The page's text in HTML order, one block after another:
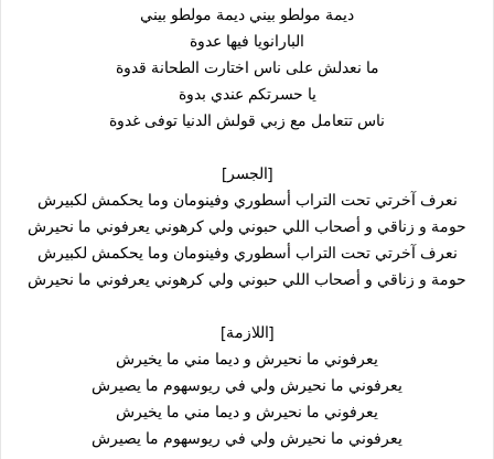
ديمة مولطو بيني ديمة مولطو بيني
البارانويا فيها عدوة
ما نعدلش على ناس اختارت الطحانة قدوة
يا حسرتكم عندي بدوة
ناس تتعامل مع زبي قولش الدنيا توفى غدوة
[الجسر]
نعرف آخرتي تحت التراب أسطوري وفينومان وما يحكمش لكبيرش
حومة و زناقي و أصحاب اللي حبوني ولي كرهوني يعرفوني ما نحيرش
نعرف آخرتي تحت التراب أسطوري وفينومان وما يحكمش لكبيرش
حومة و زناقي و أصحاب اللي حبوني ولي كرهوني يعرفوني ما نحيرش
[اللازمة]
يعرفوني ما نحيرش و ديما مني ما يخيرش
يعرفوني ما نحيرش ولي في ريوسهوم ما يصيرش
يعرفوني ما نحيرش و ديما مني ما يخيرش
يعرفوني ما نحيرش ولي في ريوسهوم ما يصيرش